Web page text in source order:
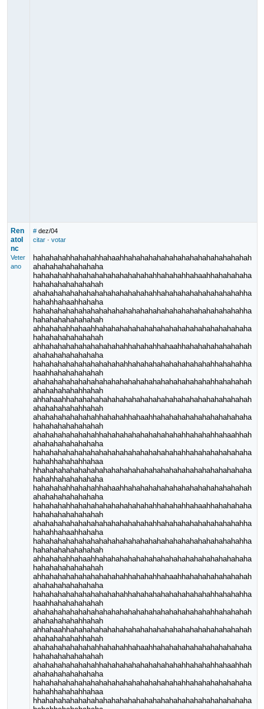
Ren
atoI
nc
Veter
ano
# dez/04
citar· votar
hahahahahhahahahhahaahhahahahahahahahahahahahahahahah
ahahahahahahahaha
hahahahahhahahahahahahahahahahhahahahhahaahhahahahaha
hahahahahahahahah
ahahahahahahahahahahahahahahahhahahahahahahahahahahha
hahahhahaahhahaha
hahahahahahahahahahahahahahahahahahahahahahahahahahha
hahahahahahahahah
ahhahahahhahaahhahahahahahahahahahahahahahahahahahaha
hahahahahahahahah
ahhahahahahahahahahahahhahahahhahaahhahahahahahahahah
ahahahahahahahaha
hahahahahahahahahahahahhahahahahahahahahahahhahahahha
haahhahahahahahah
ahahahahahahahahahahahahahahahahahahahahahahhahahahah
ahahahahahahhahah
ahhahaahhahahahahahahahahahahahahahahahahahahahahahah
ahahahahahahhahah
ahahahahahahahahhahahahhahaahhahahahahahahahahahahaha
hahahahahahahahah
ahahahahahahahahhahahahahahahahahahahhahahahhahaahhah
ahahahahahahahaha
hahahahahahahahahahahahahahahahahahahhahahahahahahaha
hahahhahahahhahaa
hhahahahahahahahahahahahahahahahahahahahahahahahahaha
hahahhahahahahaha
hahahahahhahahahhahaahhahahahahahahahahahahahahahahah
ahahahahahahahaha
hahahahahhahahahahahahahahahahhahahahhahaahhahahahaha
hahahahahahahahah
ahahahahahahahahahahahahahahahhahahahahahahahahahahha
hahahhahaahhahaha
hahahahahahahahahahahahahahahahahahahahahahahahahahha
hahahahahahahahah
ahhahahahhahaahhahahahahahahahahahahahahahahahahahaha
hahahahahahahahah
ahhahahahahahahahahahahhahahahhahaahhahahahahahahahah
ahahahahahahahaha
hahahahahahahahahahahahhahahahahahahahahahahhahahahha
haahhahahahahahah
ahahahahahahahahahahahahahahahahahahahahahahhahahahah
ahahahahahahhahah
ahhahaahhahahahahahahahahahahahahahahahahahahahahahah
ahahahahahahhahah
ahahahahahahahahhahahahhahaahhahahahahahahahahahahaha
hahahahahahahahah
ahahahahahahahahhahahahahahahahahahahhahahahhahaahhah
ahahahahahahahaha
hahahahahahahahahahahahahahahahahahahhahahahahahahaha
hahahhahahahhahaa
hhahahahahahahahahahahahahahahahahahahahahahahahahaha